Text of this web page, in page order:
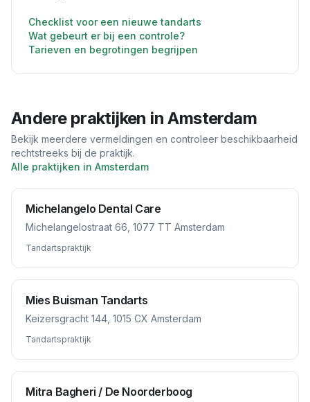
Checklist voor een nieuwe tandarts
Wat gebeurt er bij een controle?
Tarieven en begrotingen begrijpen
Andere praktijken inAmsterdam
Bekijk meerdere vermeldingen en controleer beschikbaarheid
rechtstreeks bij de praktijk.
Alle praktijken in Amsterdam
Michelangelo Dental Care
Michelangelostraat 66, 1077 TT Amsterdam
Tandartspraktijk
Mies Buisman Tandarts
Keizersgracht 144, 1015 CX Amsterdam
Tandartspraktijk
Mitra Bagheri / De Noorderboog